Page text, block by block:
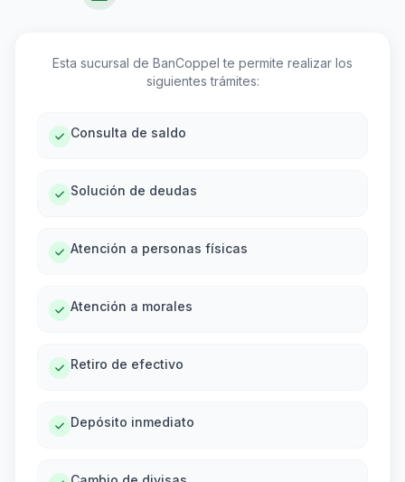
Esta sucursal de BanCoppel te permite realizar los
siguientes trámites:
Consulta de saldo
Solución de deudas
Atención a personas físicas
Atención a morales
Retiro de efectivo
Depósito inmediato